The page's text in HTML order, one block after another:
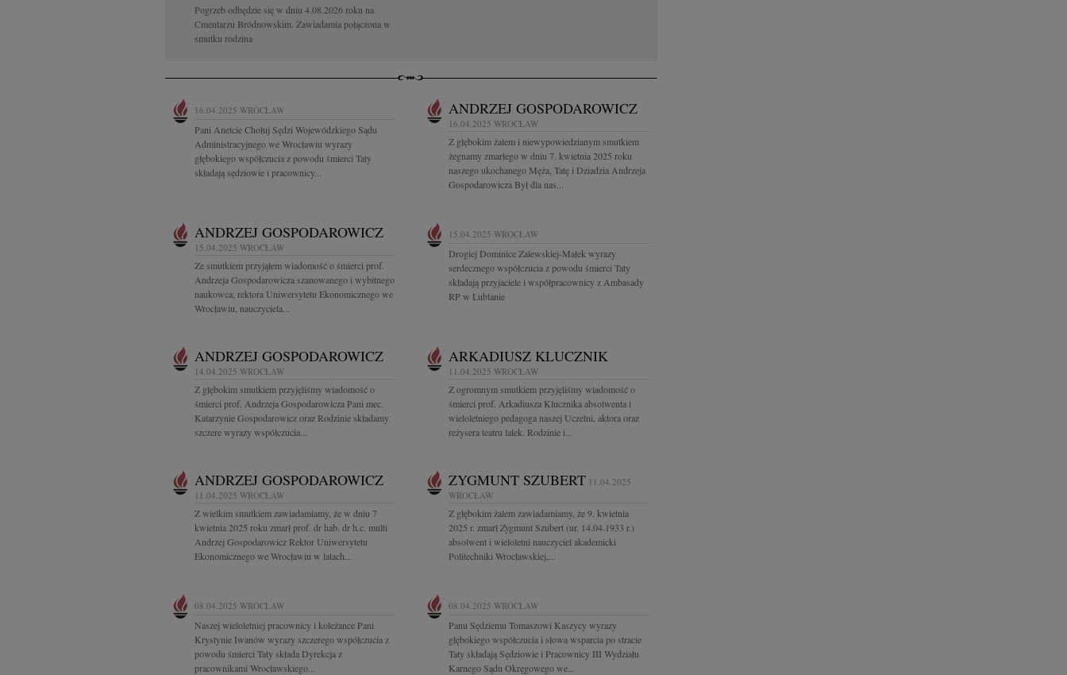
Pogrzeb odbędzie się w dniu 4.08.2026 roku na
Cmentarzu Bródnowskim. Zawiadamia połączona w
smutku rodzina
16.04.2025 WROCŁAW
Pani Anetcie Chołuj Sędzi Wojewódzkiego Sądu
Administracyjnego we Wrocławiu wyrazy
głębokiego współczucia z powodu śmierci Taty
składają sędziowie i pracownicy...
ANDRZEJ GOSPODAROWICZ
16.04.2025 WROCŁAW
Z głębokim żalem i niewypowiedzianym smutkiem
żegnamy zmarłego w dniu 7. kwietnia 2025 roku
naszego ukochanego Męża, Tatę i Dziadzia Andrzeja
Gospodarowicza Był dla nas...
ANDRZEJ GOSPODAROWICZ
15.04.2025 WROCŁAW
Ze smutkiem przyjąłem wiadomość o śmierci prof.
Andrzeja Gospodarowicza szanowanego i wybitnego
naukowca, rektora Uniwersytetu Ekonomicznego we
Wrocławiu, nauczyciela...
15.04.2025 WROCŁAW
Drogiej Dominice Zalewskiej-Małek wyrazy
serdecznego współczucia z powodu śmierci Taty
składają przyjaciele i współpracownicy z Ambasady
RP w Lublanie
ANDRZEJ GOSPODAROWICZ
14.04.2025 WROCŁAW
Z głębokim smutkiem przyjęliśmy wiadomość o
śmierci prof. Andrzeja Gospodarowicza Pani mec.
Katarzynie Gospodarowicz oraz Rodzinie składamy
szczere wyrazy współczucia...
ARKADIUSZ KLUCZNIK
11.04.2025 WROCŁAW
Z ogromnym smutkiem przyjęliśmy wiadomość o
śmierci prof. Arkadiusza Klucznika absolwenta i
wieloletniego pedagoga naszej Uczelni, aktora oraz
reżysera teatru lalek. Rodzinie i...
ANDRZEJ GOSPODAROWICZ
11.04.2025 WROCŁAW
Z wielkim smutkiem zawiadamiamy, że w dniu 7
kwietnia 2025 roku zmarł prof. dr hab. dr h.c. multi
Andrzej Gospodarowicz Rektor Uniwersytetu
Ekonomicznego we Wrocławiu w latach...
ZYGMUNT SZUBERT 11.04.2025
WROCŁAW
Z głębokim żalem zawiadamiamy, że 9. kwietnia
2025 r. zmarł Zygmunt Szubert (ur. 14.04.1933 r.)
absolwent i wieloletni nauczyciel akademicki
Politechniki Wrocławskiej,...
08.04.2025 WROCŁAW
Naszej wieloletniej pracownicy i koleżance Pani
Krystynie Iwanów wyrazy szczerego współczucia z
powodu śmierci Taty składa Dyrekcja z
pracownikami Wrocławskiego...
08.04.2025 WROCŁAW
Panu Sędziemu Tomaszowi Kaszycy wyrazy
głębokiego współczucia i słowa wsparcia po stracie
Taty składają Sędziowie i Pracownicy III Wydziału
Karnego Sądu Okręgowego we...